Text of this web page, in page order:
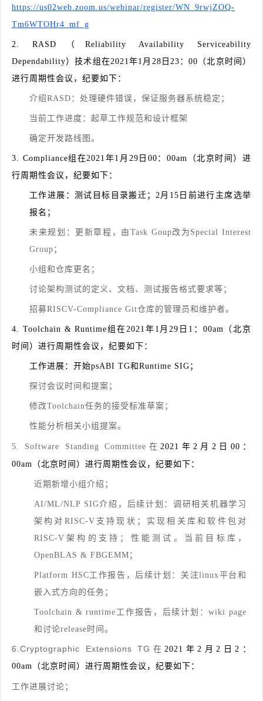
https://us02web.zoom.us/webinar/register/WN_9rwjZOQ-
Tm6WTOHr4_mf_g
2. RASD（Reliability Availability Serviceability
Dependability）技术组在2021年1月28日23：00（北京时间）
进行周期性会议，纪要如下：
介绍RASD：处理硬件错误，保证服务器系统稳定；
当前工作进度：起草工作规范和设计框架
确定开发路线图。
3. Compliance组在2021年1月29日00：00am（北京时间）进
行周期性会议，纪要如下：
工作进展：测试目标目录搬迁；2月15日前进行主席选举
报名；
未来规划：更新章程，由Task Goup改为Special Interest
Group；
小组和仓库更名；
讨论架构测试的定义、文档、测试报告格式要求等；
招募RISCV-Compliance Git仓库的管理员和维护者。
4.
Toolchain & Runtime组在2021年1月29日1：00am（北京
时间） 进行周期性会议，纪要如下：
工作进展：开始psABI TG和Runtime SIG；
探讨会议时间和提案；
修改Toolchain任务的接受标准草案；
性能分析相关小组提案。
5. Software Standing Committee在 2021年2月2日00：
00am（北京时间） 进行周期性会议，纪要如下：
近期新增小组介绍；
AI/ML/NLP SIG介绍，后续计划：调研相关机器学习
架构对RISC-V支持现状；实现相关库和软件包对
RISC-V架构的支持；性能测试。当前目标库，
OpenBLAS & FBGEMM；
Platform HSC工作报告，后续计划：关注linux平台和
嵌入式方向的任务；
Toolchain & runtime工作报告，后续计划：wiki page
和讨论release时间。
6.Cryptographic Extensions TG 在 2021年2月2日2：
00am（北京时间） 进行周期性会议，纪要如下：
工作进展讨论；